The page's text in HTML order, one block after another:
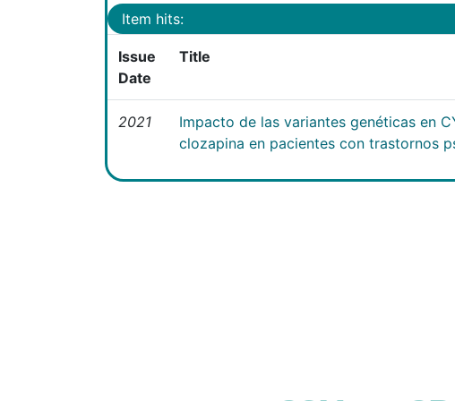
Item hits:
Issue
Date
Title
2021
Impacto de las variantes genéticas en
clozapina en pacientes con trastornos